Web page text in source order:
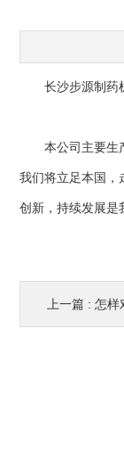
长沙步源制药机
本公司主要生产
我们将立足本国，
创新，持续发展是
上一篇 : 怎样